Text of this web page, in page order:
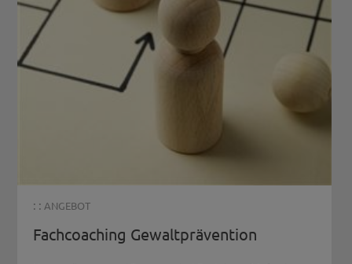
: : ANGEBOT
Fachcoaching Gewaltprävention